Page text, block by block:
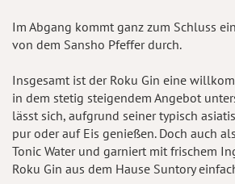
Im Abgang kommt ganz zum Schluss
von dem Sansho Pfeffer durch.
Insgesamt ist der Roku Gin eine
in dem stetig steigendem Angebot
lässt sich, aufgrund seiner typisch
pur oder auf Eis genießen. Doch auch
Tonic Water und garniert mit frischem
Roku Gin aus dem Hause Suntory